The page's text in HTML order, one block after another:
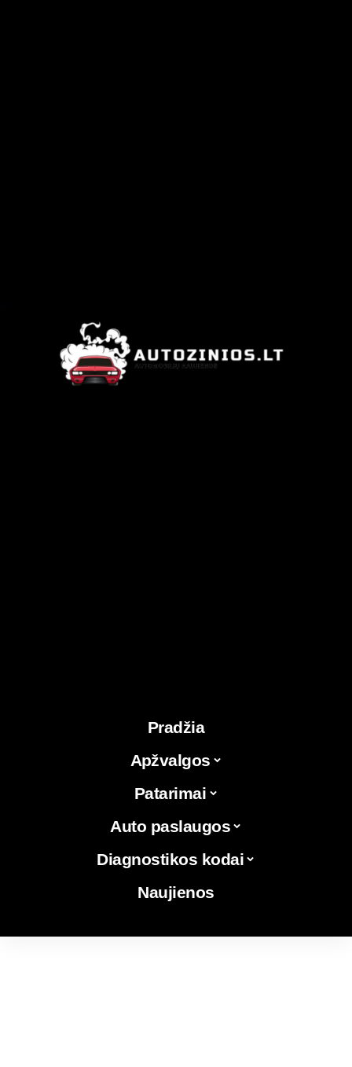
Pradžia
Apžvalgos
Patarimai
Auto paslaugos
Diagnostikos kodai
Naujienos